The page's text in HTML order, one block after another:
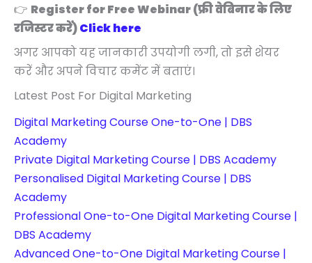
👉 Register for Free Webinar (फ्री वेबिनार के लिए
रजिस्टर करें)Click here
अगर आपको यह जानकारी उपयोगी लगी, तो इसे शेयर
करें और अपने विचार कमेंट में बताएं।
Latest Post For Digital Marketing
Digital Marketing Course One-to-One | DBS
Academy
Private Digital Marketing Course | DBS Academy
Personalised Digital Marketing Course | DBS
Academy
Professional One-to-One Digital Marketing Course |
DBS Academy
Advanced One-to-One Digital Marketing Course |